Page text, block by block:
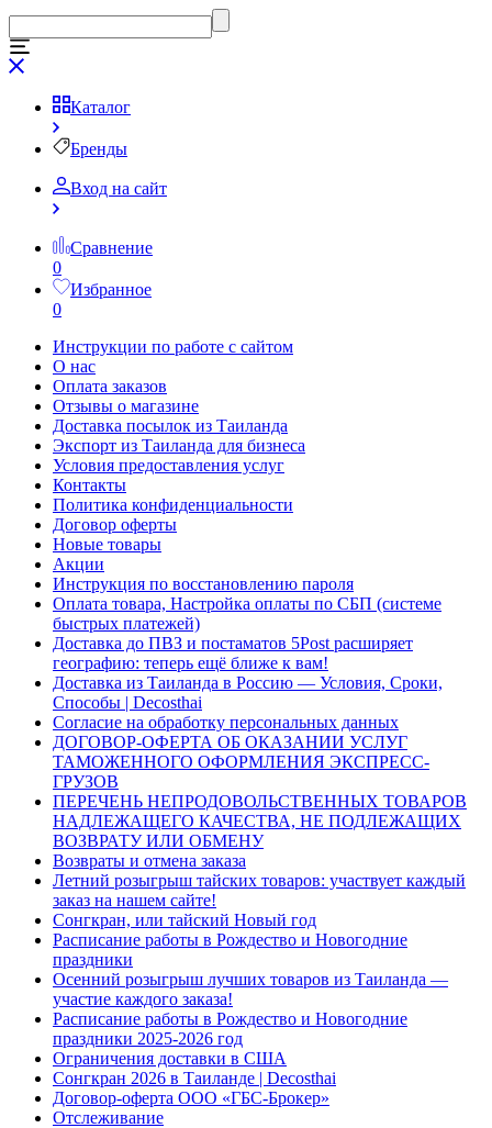
Каталог
Бренды
Вход на сайт
Сравнение
0
Избранное
0
Инструкции по работе с сайтом
О нас
Оплата заказов
Отзывы о магазине
Доставка посылок из Таиланда
Экспорт из Таиланда для бизнеса
Условия предоставления услуг
Контакты
Политика конфиденциальности
Договор оферты
Новые товары
Акции
Инструкция по восстановлению пароля
Оплата товара, Настройка оплаты по СБП (системе
быстрых платежей)
Доставка до ПВЗ и постаматов 5Post расширяет
географию: теперь ещё ближе к вам!
Доставка из Таиланда в Россию — Условия, Сроки,
Способы | Decosthai
Согласие на обработку персональных данных
ДОГОВОР-ОФЕРТА ОБ ОКАЗАНИИ УСЛУГ
ТАМОЖЕННОГО ОФОРМЛЕНИЯ ЭКСПРЕСС-
ГРУЗОВ
ПЕРЕЧЕНЬ НЕПРОДОВОЛЬСТВЕННЫХ ТОВАРОВ
НАДЛЕЖАЩЕГО КАЧЕСТВА, НЕ ПОДЛЕЖАЩИХ
ВОЗВРАТУ ИЛИ ОБМЕНУ
Возвраты и отмена заказа
Летний розыгрыш тайских товаров: участвует каждый
заказ на нашем сайте!
Сонгкран, или тайский Новый год
Расписание работы в Рождество и Новогодние
праздники
Осенний розыгрыш лучших товаров из Таиланда —
участие каждого заказа!
Расписание работы в Рождество и Новогодние
праздники 2025-2026 год
Ограничения доставки в США
Сонгкран 2026 в Таиланде | Decosthai
Договор-оферта ООО «ГБС-Брокер»
Отслеживание